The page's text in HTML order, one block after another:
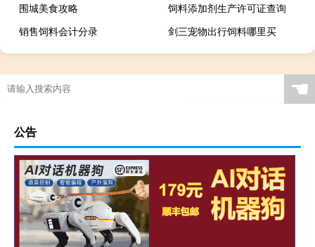
围城美食攻略
饲料添加剂生产许可证查询
销售饲料会计分录
剑三宠物出行饲料哪里买
☚
公告